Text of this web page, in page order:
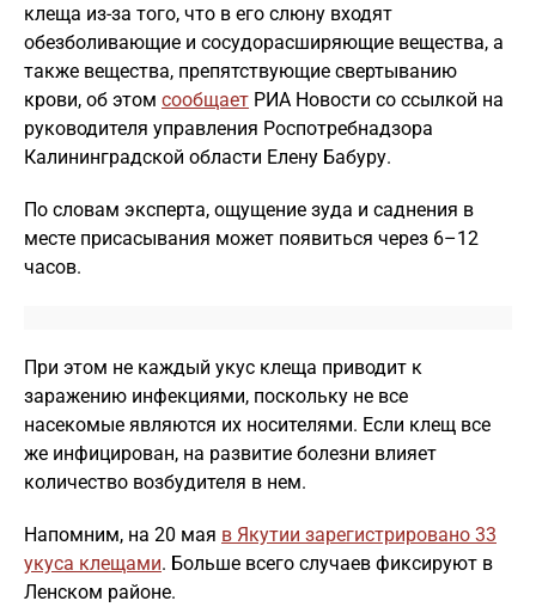
клеща из-за того, что в его слюну входят
обезболивающие и сосудорасширяющие вещества, а
также вещества, препятствующие свертыванию
крови, об этом сообщает РИА Новости со ссылкой на
руководителя управления Роспотребнадзора
Калининградской области Елену Бабуру.
По словам эксперта, ощущение зуда и саднения в
месте присасывания может появиться через 6–12
часов.
При этом не каждый укус клеща приводит к
заражению инфекциями, поскольку не все
насекомые являются их носителями. Если клещ все
же инфицирован, на развитие болезни влияет
количество возбудителя в нем.
Напомним, на 20 мая в Якутии зарегистрировано 33
укуса клещами. Больше всего случаев фиксируют в
Ленском районе.